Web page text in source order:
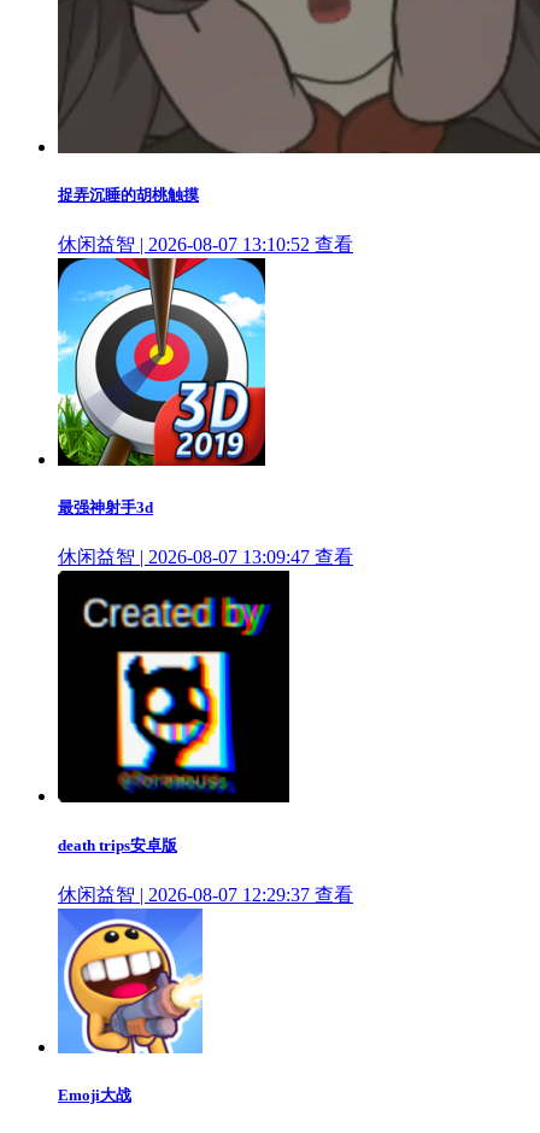
捉弄沉睡的胡桃触摸
休闲益智 | 2026-08-07 13:10:52 查看
最强神射手3d
休闲益智 | 2026-08-07 13:09:47 查看
death trips安卓版
休闲益智 | 2026-08-07 12:29:37 查看
Emoji大战